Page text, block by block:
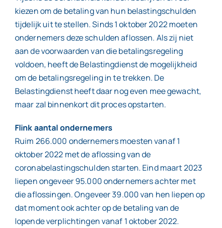
Nieuws
Werken bij
Contact
kiezen om de betaling van hun belastingschulden
tijdelijk uit te stellen. Sinds 1 oktober 2022 moeten
ondernemers deze schulden aflossen. Als zij niet
aan de voorwaarden van die betalingsregeling
voldoen, heeft de Belastingdienst de mogelijkheid
om de betalingsregeling in te trekken. De
Belastingdienst heeft daar nog even mee gewacht,
maar zal binnenkort dit proces opstarten.
Flink aantal ondernemers
Ruim 266.000 ondernemers moesten vanaf 1
oktober 2022 met de aflossing van de
coronabelastingschulden starten. Eind maart 2023
liepen ongeveer 95.000 ondernemers achter met
die aflossingen. Ongeveer 39.000 van hen liepen op
dat moment ook achter op de betaling van de
lopende verplichtingen vanaf 1 oktober 2022.